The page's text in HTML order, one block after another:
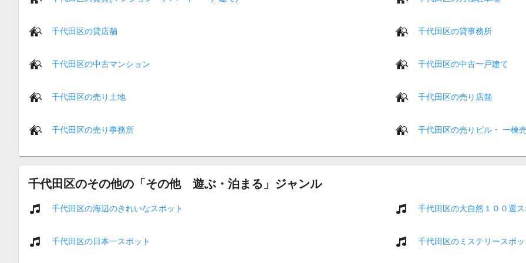
千代田区の貸店舗 千代田区の貸事務所
千代田区の中古マンション 千代田区の中古一戸建て
千代田区の売り土地 千代田区の売り店舗
千代田区の売り事務所 千代田区の売りビル・ 一棟
千代田区のその他の「その他 遊ぶ・泊まる」ジャンル
千代田区の海辺のきれいなスポット 千代田区の大自然１００選ス
千代田区の日本一スポット 千代田区のミステリースポッ